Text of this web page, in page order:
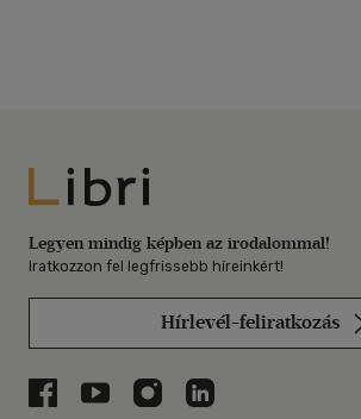
Libri
Legyen mindig képben az irodalommal!
Iratkozzon fel legfrissebb híreinkért!
Hírlevél-feliratkozás
Libri a Facebookon
Libri a Youtube-on
Libri az Instagramon
Libri a LinkedInen